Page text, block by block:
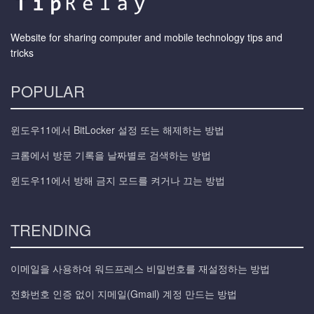
Website for sharing computer and mobile technology tips and
tricks
POPULAR
윈도우11에서 BitLocker 설정 또는 해제하는 방법
크롬에서 방문 기록을 날짜별로 검색하는 방법
윈도우11에서 방해 금지 모드를 켜거나 끄는 방법
TRENDING
이메일을 사용하여 워드프레스 비밀번호를 재설정하는 방법
전화번호 인증 없이 지메일(Gmail) 계정 만드는 방법